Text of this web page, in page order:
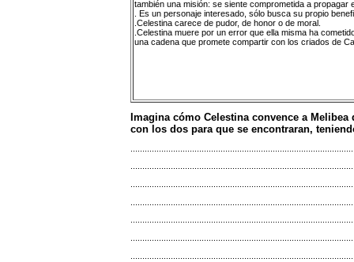
también una misión: se siente comprometida a propagar
Es un personaje interesado, sólo busca su propio
Celestina carece de pudor, de honor o de moral.
Celestina muere por un error que ella misma ha
una cadena que promete compartir con los criados de
Imagina cómo Celestina convence a
con los dos para que se encontraran,